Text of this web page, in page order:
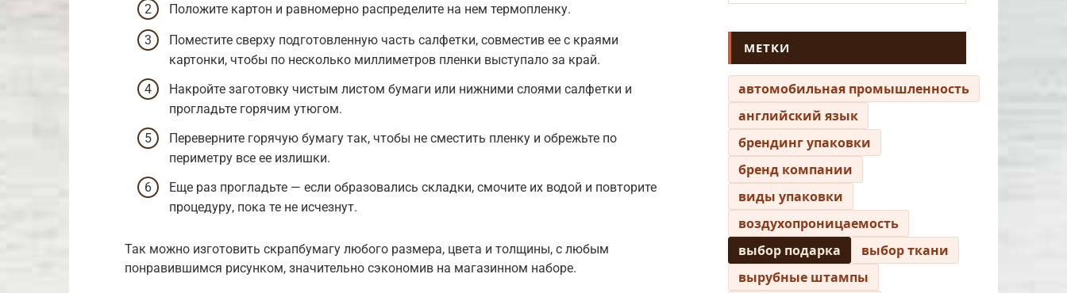
Положите картон и равномерно распределите на нем термопленку.
Поместите сверху подготовленную часть салфетки, совместив ее с краями
картонки, чтобы по несколько миллиметров пленки выступало за край.
Накройте заготовку чистым листом бумаги или нижними слоями салфетки и
прогладьте горячим утюгом.
Переверните горячую бумагу так, чтобы не сместить пленку и обрежьте по
периметру все ее излишки.
Еще раз прогладьте — если образовались складки, смочите их водой и повторите
процедуру, пока те не исчезнут.
Так можно изготовить скрапбумагу любого размера, цвета и толщины, с любым
понравившимся рисунком, значительно сэкономив на магазинном наборе.
МЕТКИ
автомобильная промышленность
английский язык
брендинг упаковки
бренд компании
виды упаковки
воздухопроницаемость
выбор подарка
выбор ткани
вырубные штампы